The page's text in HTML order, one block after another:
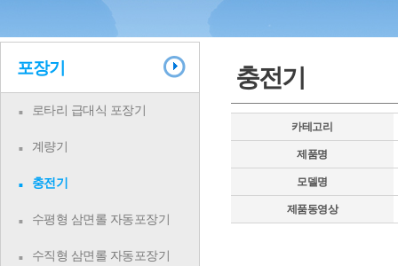
포장기
로타리 급대식 포장기
계량기
충전기
수평형 삼면롤 자동포장기
수직형 삼면롤 자동포장기
충전기
카테고리
제품명
모델명
제품동영상